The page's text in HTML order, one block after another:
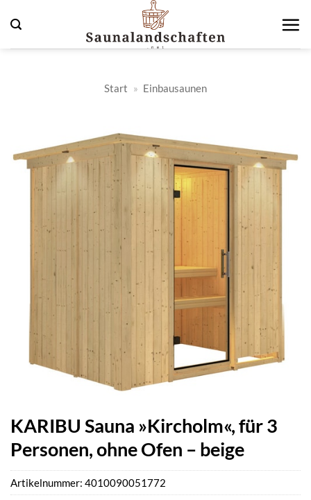
Inhalt
springen
Start » Einbausaunen
KARIBU Sauna »Kircholm«, für 3
Personen, ohne Ofen – beige
Artikelnummer: 4010090051772